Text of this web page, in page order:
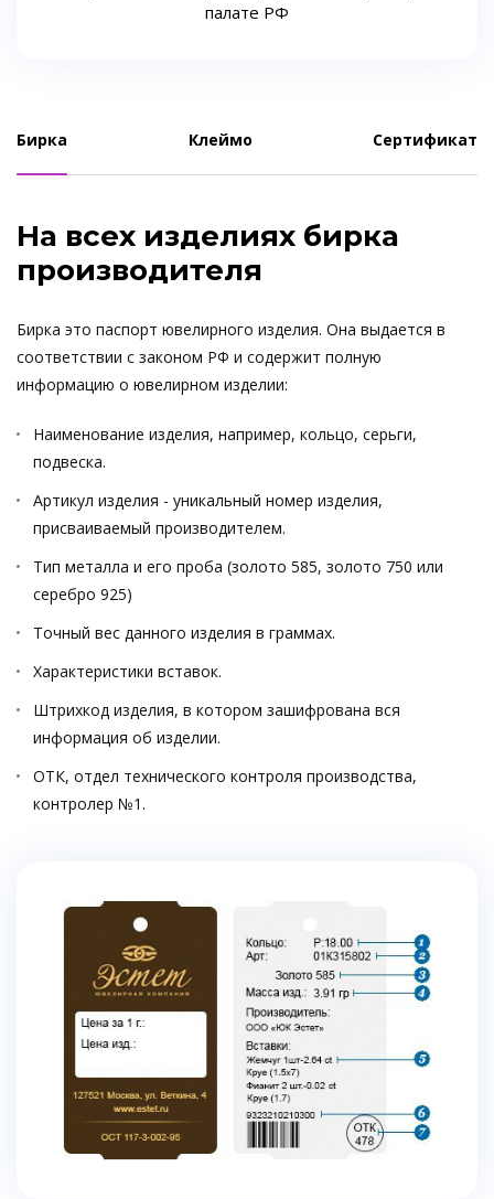
палате РФ
Бирка Клеймо Сертификат
На всех изделиях бирка
производителя
Бирка это паспорт ювелирного изделия. Она выдается в
соответствии с законом РФ и содержит полную
информацию о ювелирном изделии:
Наименование изделия, например, кольцо, серьги,
подвеска.
Артикул изделия - уникальный номер изделия,
присваиваемый производителем.
Тип металла и его проба (золото 585, золото 750 или
серебро 925)
Точный вес данного изделия в граммах.
Характеристики вставок.
Штрихкод изделия, в котором зашифрована вся
информация об изделии.
ОТК, отдел технического контроля производства,
контролер №1.